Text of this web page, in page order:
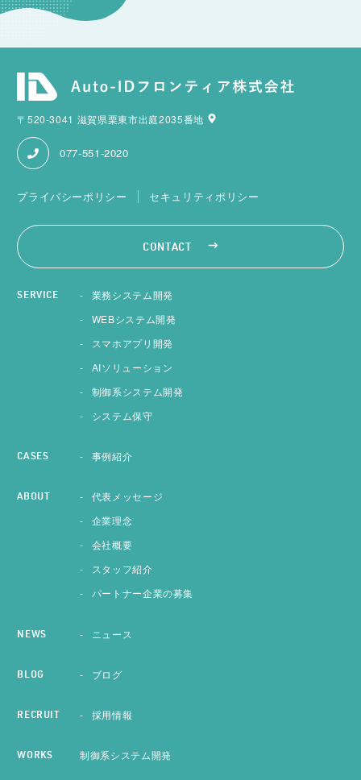
〒520-3041 滋賀県栗東市出庭2035番地
077-551-2020
プライバシーポリシー セキュリティポリシー
CONTACT
SERVICE
業務システム開発
WEBシステム開発
スマホアプリ開発
AIソリューション
制御系システム開発
システム保守
CASES 事例紹介
ABOUT
代表メッセージ
企業理念
会社概要
スタッフ紹介
パートナー企業の募集
NEWS ニュース
BLOG ブログ
RECRUIT 採用情報
WORKS 制御系システム開発